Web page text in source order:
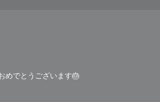
めでとうございます🎂